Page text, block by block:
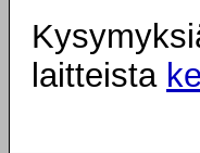
laitteista